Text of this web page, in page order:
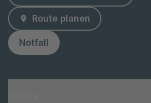
Route planen
Notfall